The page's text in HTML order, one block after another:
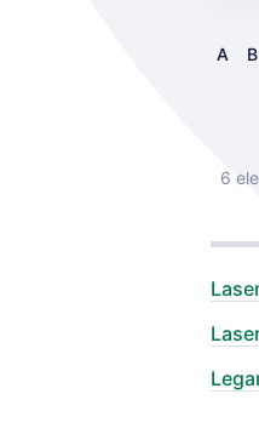
A B
6